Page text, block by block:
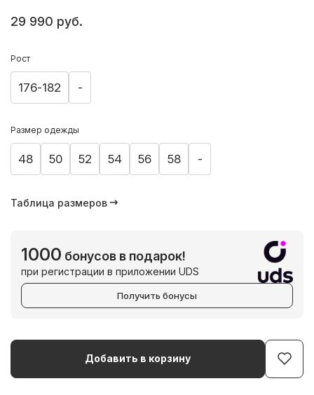
29 990 руб.
Рост
176-182 -
Размер одежды
48 50 52 54 56 58 -
Таблица размеров
1000 бонусов в подарок!
при регистрации в приложении UDS
Получить бонусы
Добавить в корзину